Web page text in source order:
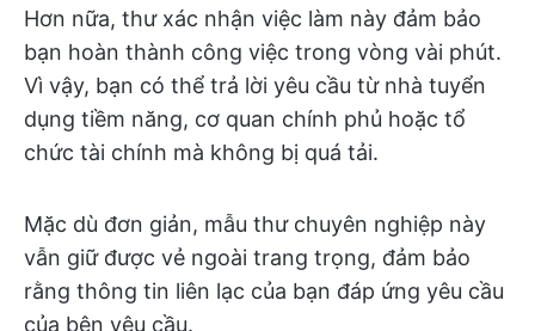
Hơn nữa, thư xác nhận việc làm này đảm bảo
bạn hoàn thành công việc trong vòng vài phút.
Vì vậy, bạn có thể trả lời yêu cầu từ nhà tuyển
dụng tiềm năng, cơ quan chính phủ hoặc tổ
chức tài chính mà không bị quá tải.
Mặc dù đơn giản, mẫu thư chuyên nghiệp này
vẫn giữ được vẻ ngoài trang trọng, đảm bảo
rằng thông tin liên lạc của bạn đáp ứng yêu cầu
của bên yêu cầu.